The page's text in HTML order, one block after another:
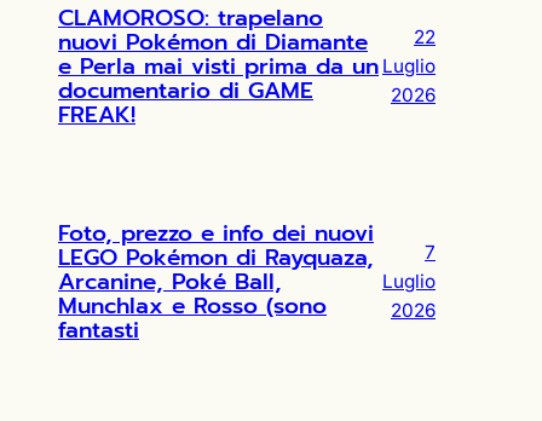
CLAMOROSO: trapelano
nuovi Pokémon di Diamante
e Perla mai visti prima da un
documentario di GAME
FREAK!
22
Luglio
2026
Foto, prezzo e info dei nuovi
LEGO Pokémon di Rayquaza,
Arcanine, Poké Ball,
Munchlax e Rosso (sono
fantasti
7
Luglio
2026